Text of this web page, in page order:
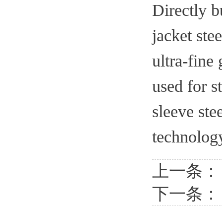
Directly
jacket
ultra-fine
used for
sleeve
上一条
下一条：